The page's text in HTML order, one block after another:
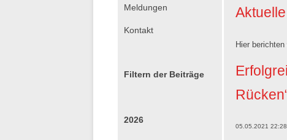
Hier
05.05.2021 22:28
Navigation
Meldungen
Kontakt
Filtern der Beiträge
2026